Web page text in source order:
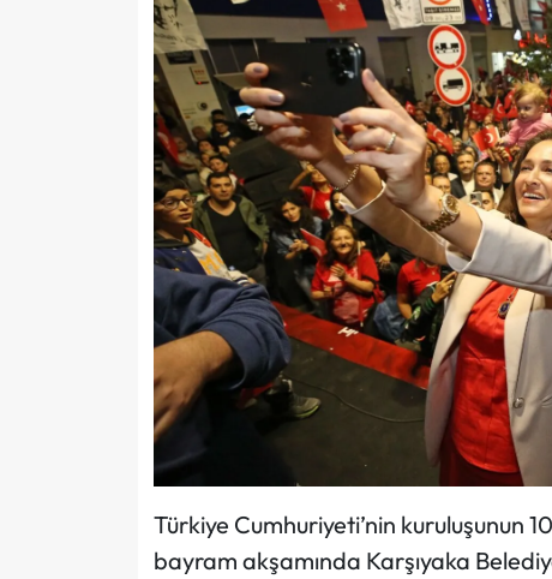
Türkiye Cumhuriyeti’nin kuruluşunun
bayram akşamında Karşıyaka